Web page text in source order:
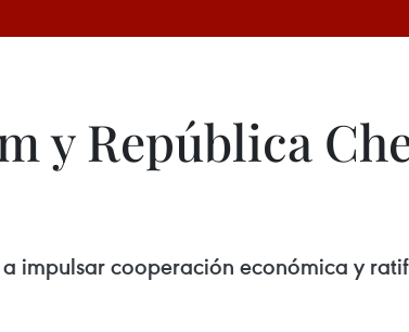
y República
impulsar cooperación económica y